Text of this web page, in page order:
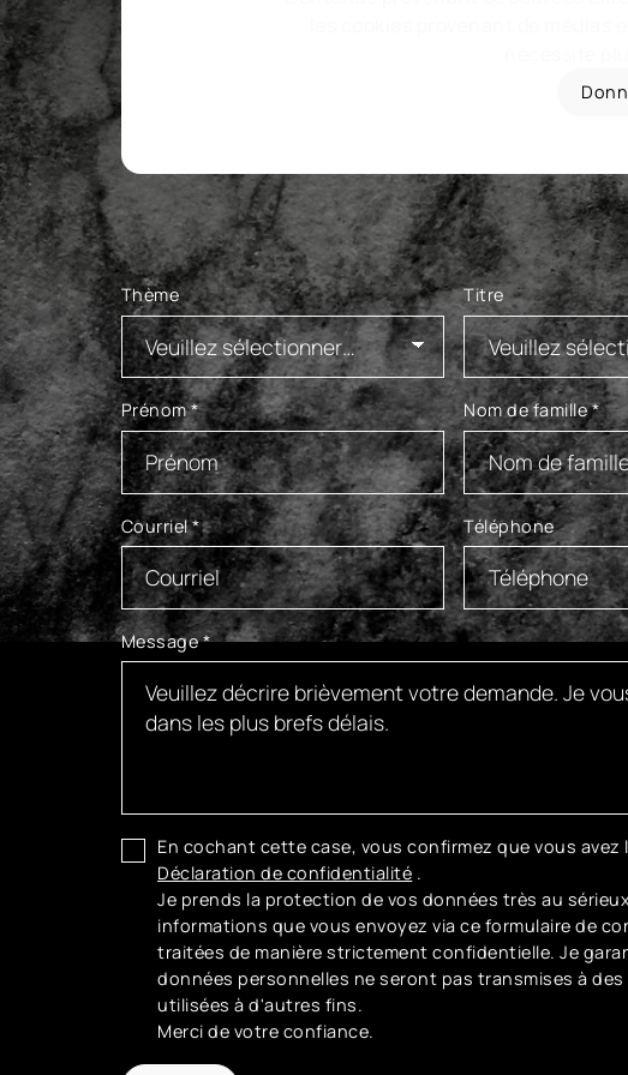
Thème Titre
Prénom* Nom de famille*
Courriel* Téléphone
Message*
En cochant cette case, vous confirmez que vous avez
Déclaration de confidentialité .
Je prends la protection de vos données très au
informations que vous envoyez via ce formulaire de
traitées de manière strictement confidentielle. Je
données personnelles ne seront pas transmises à
utilisées à d'autres fins.
Merci de votre confiance.